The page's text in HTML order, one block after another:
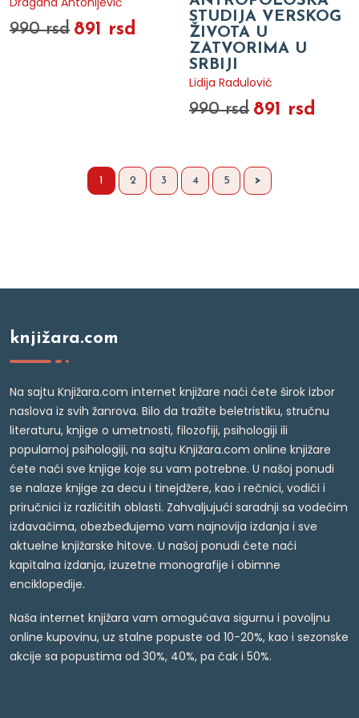
990 rsd 891 rsd
STUDIJA VERSKOG
ŽIVOTA U
ZATVORIMA U
SRBIJI
Lidija Radulović
990 rsd 891 rsd
1 2 3 4 5 >
knjižara.com
Na sajtu Knjižara.com internet knjižare naći ćete širok izbor
naslova iz svih žanrova. Bilo da tražite beletristiku, stručnu
literaturu, knjige o umetnosti, filozofiji, psihologiji ili
popularnoj psihologiji, na sajtu Knjižara.com online knjižare
ćete naći sve knjige koje su vam potrebne. U našoj ponudi
se nalaze knjige za decu i tinejdžere, kao i rečnici, vodiči i
priručnici iz različitih oblasti. Zahvaljujući saradnji sa vodećim
izdavačima, obezbeđujemo vam najnovija izdanja i sve
aktuelne knjižarske hitove. U našoj ponudi ćete naći
kapitalna izdanja, izuzetne monografije i obimne
enciklopedije.
Naša internet knjižara vam omogućava sigurnu i povoljnu
online kupovinu, uz stalne popuste od 10-20%, kao i sezonske
akcije sa popustima od 30%, 40%, pa čak i 50%.